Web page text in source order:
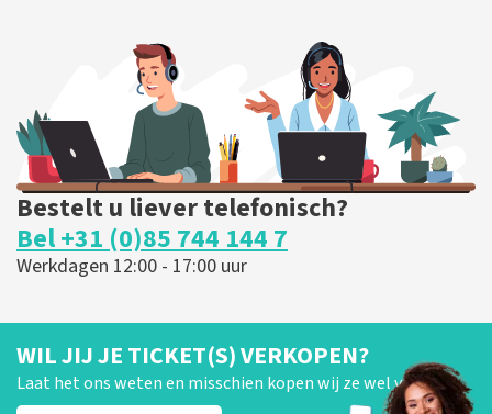
Bestelt u liever telefonisch?
Bel +31 (0)85 744 144 7
Werkdagen 12:00 - 17:00 uur
WIL JIJ JE TICKET(S) VERKOPEN?
Laat het ons weten en misschien kopen wij ze wel van je!